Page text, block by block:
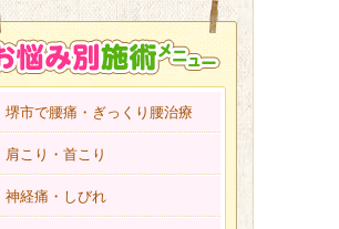
堺市で腰痛・ぎっくり腰治療
肩こり・首こり
神経痛・しびれ